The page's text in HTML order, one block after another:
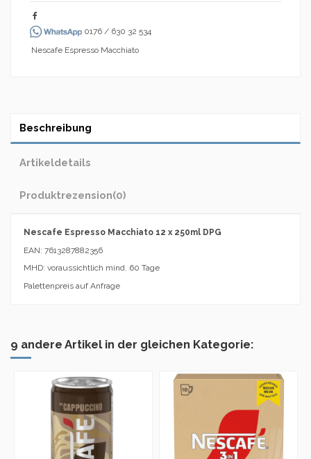
0176 / 630 32 534
Nescafe Espresso Macchiato
Beschreibung
Artikeldetails
Produktrezension(0)
Nescafe Espresso Macchiato 12 x 250ml DPG
EAN: 7613287882356
MHD: voraussichtlich mind. 60 Tage
Palettenpreis auf Anfrage
9 andere Artikel in der gleichen Kategorie: